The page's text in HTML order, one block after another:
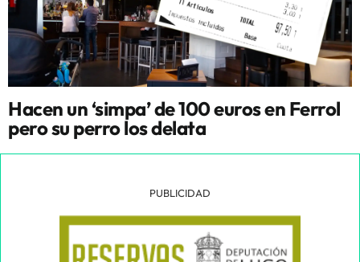
Hacen un ‘simpa’ de 100 euros en Ferrol
pero su perro los delata
PUBLICIDAD